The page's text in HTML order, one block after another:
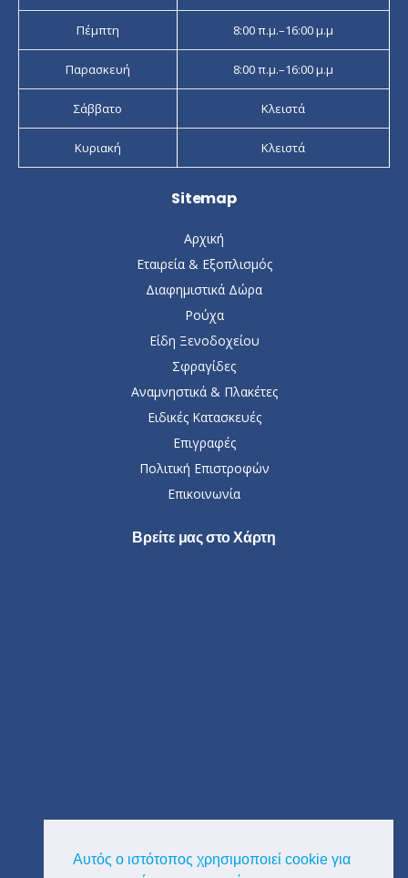
Αυτός ο ιστότοπος χρησιμοποιεί cookie για
Πέμπτη 8:00 π.μ.–16:00 μ.μ
Παρασκευή 8:00 π.μ.–16:00 μ.μ
Σάββατο Κλειστά
Κυριακή Κλειστά
Sitemap
Αρχική
Εταιρεία & Εξοπλισμός
Διαφημιστικά Δώρα
Ρούχα
Είδη Ξενοδοχείου
Σφραγίδες
Αναμνηστικά & Πλακέτες
Ειδικές Κατασκευές
Επιγραφές
Πολιτική Επιστροφών
Επικοινωνία
Βρείτε μας στο Χάρτη